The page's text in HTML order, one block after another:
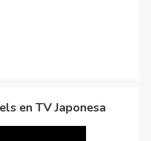
en TV Japonesa